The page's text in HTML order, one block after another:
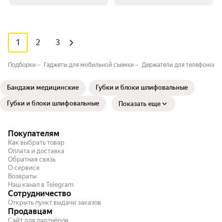
1 2 3
Подборки Гаджеты для мобильной съемки Держатели для телефонов
Бандажи медицинские Губки и блоки шлифовальные
Губки и блоки шлифовальные Показать еще
Покупателям
Как выбрать товар
Оплата и доставка
Обратная связь
О сервисе
Возвраты
Наш канал в Telegram
Сотрудничество
Открыть пункт выдачи заказов
Продавцам
Сайт для партнёров